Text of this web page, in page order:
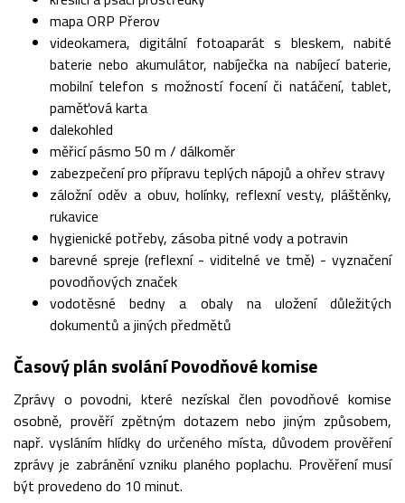
mapa ORP Přerov
videokamera, digitální fotoaparát s bleskem, nabité
baterie nebo akumulátor, nabíječka na nabíjecí baterie,
mobilní telefon s možností focení či natáčení, tablet,
paměťová karta
dalekohled
měřicí pásmo 50 m / dálkoměr
zabezpečení pro přípravu teplých nápojů a ohřev stravy
záložní oděv a obuv, holínky, reflexní vesty, pláštěnky,
rukavice
hygienické potřeby, zásoba pitné vody a potravin
barevné spreje (reflexní - viditelné ve tmě) - vyznačení
povodňových značek
vodotěsné bedny a obaly na uložení důležitých
dokumentů a jiných předmětů
Časový plán svolání Povodňové komise
Zprávy o povodni, které nezískal člen povodňové komise
osobně, prověří zpětným dotazem nebo jiným způsobem,
např. vysláním hlídky do určeného místa, důvodem prověření
zprávy je zabránění vzniku planého poplachu. Prověření musí
být provedeno do 10 minut.